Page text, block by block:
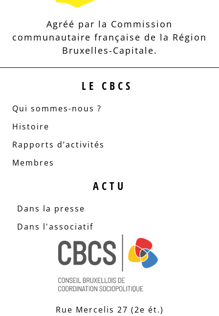
Agréé par la Commission
communautaire française de la Région
Bruxelles-Capitale.
LE CBCS
Qui sommes-nous ?
Histoire
Rapports d’activités
Membres
ACTU
Dans la presse
Dans l'associatif
Rue Mercelis 27 (2e ét.)